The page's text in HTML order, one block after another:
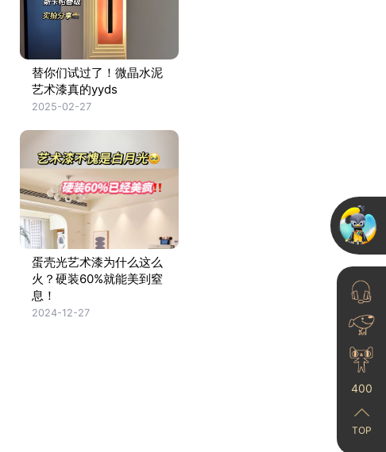
替你们试过了！微晶水泥
艺术漆真的yyds
2025-02-27
蛋壳光艺术漆为什么这么
火？硬装60%就能美到窒
息！
2024-12-27
400
TOP